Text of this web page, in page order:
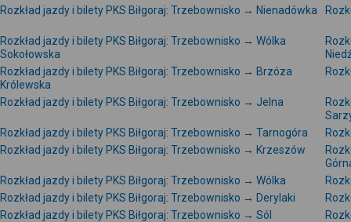
Rozkład jazdy i bilety PKS Biłgoraj: Trzebownisko → Nienadówka
Rozkład jazdy i bilety PKS Biłgoraj: Trzebownisko → Wólka
Sokołowska
Rozkład jazdy i bilety PKS Biłgoraj: Trzebownisko → Brzóza
Królewska
Rozkład jazdy i bilety PKS Biłgoraj: Trzebownisko → Jelna
Rozkład jazdy i bilety PKS Biłgoraj: Trzebownisko → Tarnogóra
Rozkład jazdy i bilety PKS Biłgoraj: Trzebownisko → Krzeszów
Rozkład jazdy i bilety PKS Biłgoraj: Trzebownisko → Wólka
Rozkład jazdy i bilety PKS Biłgoraj: Trzebownisko → Derylaki
Rozkład jazdy i bilety PKS Biłgoraj: Trzebownisko → Sól